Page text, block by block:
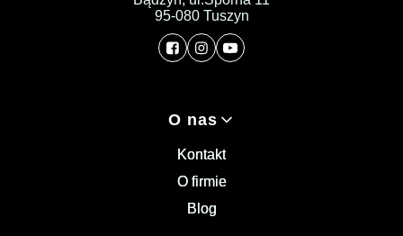
95-080 Tuszyn
O nas
Kontakt
O firmie
Blog